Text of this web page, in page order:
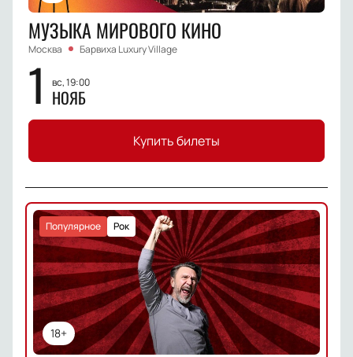
МУЗЫКА МИРОВОГО КИНО
Москва Барвиха Luxury Village
1 вс, 19:00
НОЯБ
Купить билеты
18+
Рок
Популярное